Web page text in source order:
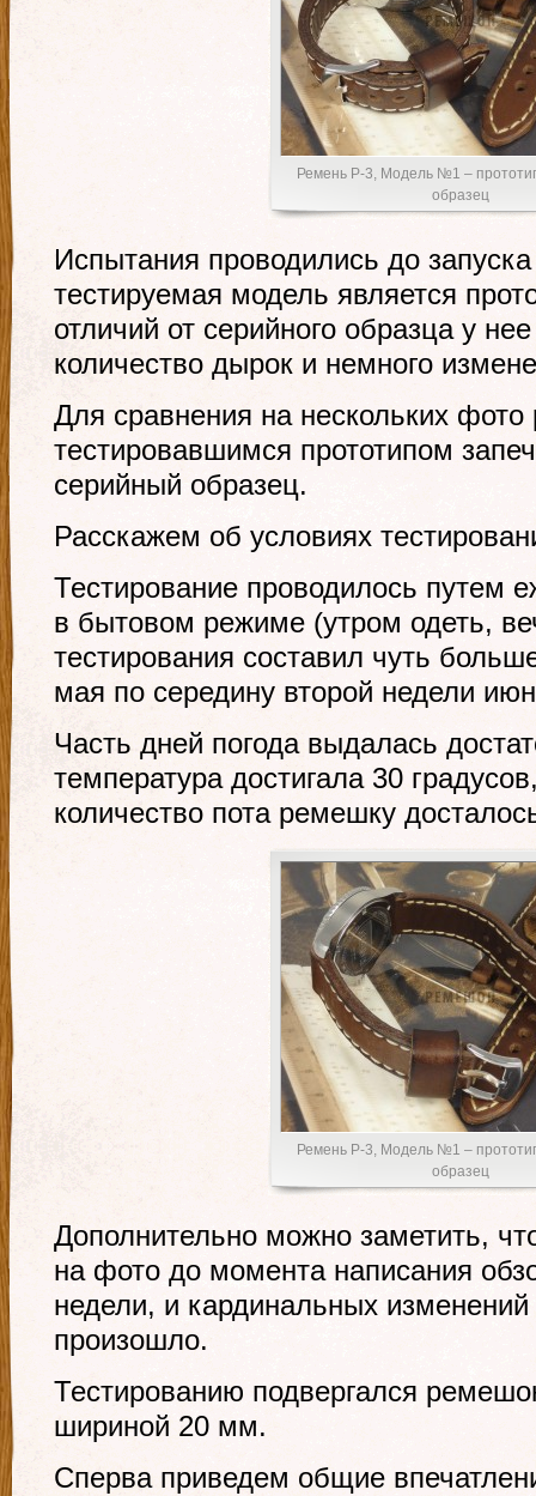
Ремень Р-3, Модель №1 –
образец
Испытания проводились до
тестируемая модель является
отличий от серийного образца у
количество дырок и немного
Для сравнения на нескольких фото
тестировавшимся прототипом
серийный образец.
Расскажем об условиях
Тестирование проводилось путем
в бытовом режиме (утром одеть,
тестирования составил чуть
мая по середину второй недели
Часть дней погода выдалась
температура достигала 30
количество пота ремешку
Ремень Р-3, Модель №1 –
образец
Дополнительно можно заметить,
на фото до момента написания
недели, и кардинальных
произошло.
Тестированию подвергался
шириной 20 мм.
Сперва приведем общие